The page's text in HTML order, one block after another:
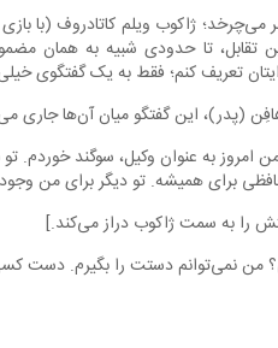
ژاکوب ویلم کاتادروف (با بازی
تقابل، تا حدودی شبیه به همان
تعریف کنم؛ فقط به یک گفتگوی
(پدر)، این گفتگو میان آن‌ها جاری
امروز به عنوان وکیل، سوگند
برای همیشه. تو دیگر برای من
را به سمت ژاکوب دراز می‌کند.]
من نمی‌توانم دستت را بگیرم. دست